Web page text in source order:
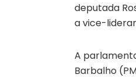
deputada
a vice-
A
Barbalho